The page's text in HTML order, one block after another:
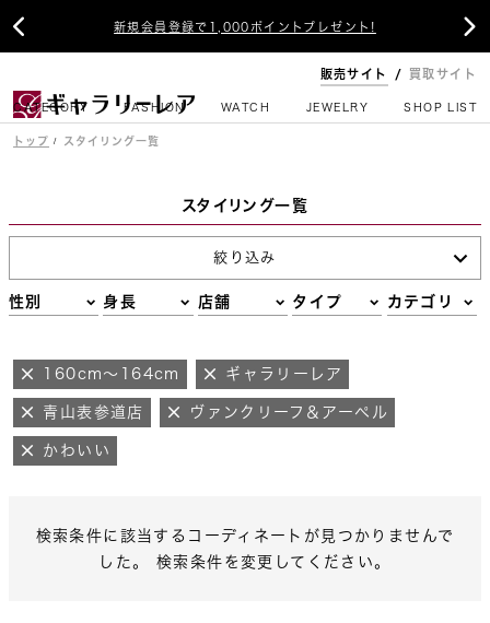
新規会員登録で1,000ポイントプレゼント!
 
販売サイト 買取サイト
CATEGORY FASHION WATCH JEWELRY SHOP LIST
トップ スタイリング一覧
スタイリング一覧
絞り込み
性別 身長 店舗 タイプ カテゴリ
160cm～164cm ギャラリーレア
青山表参道店 ヴァンクリーフ＆アーペル
かわいい
検索条件に該当するコーディネートが見つかりませんで
した。 検索条件を変更してください。